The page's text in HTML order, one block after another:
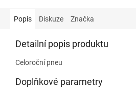
Popis Diskuze Značka
Detailní popis produktu
Celoroční pneu
Doplňkové parametry